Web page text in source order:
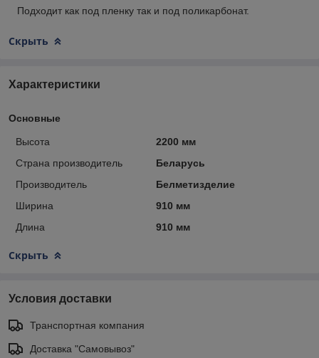
Подходит как под пленку так и под поликарбонат.
Скрыть
Характеристики
Основные
Высота
2200 мм
Страна производитель
Беларусь
Производитель
Белметизделие
Ширина
910 мм
Длина
910 мм
Скрыть
Условия доставки
Транспортная компания
Доставка "Самовывоз"